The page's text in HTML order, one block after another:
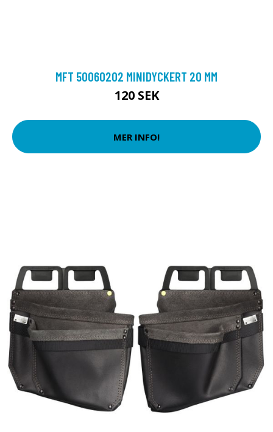
MFT 50060202 MINIDYCKERT 20 MM
120 SEK
MER INFO!